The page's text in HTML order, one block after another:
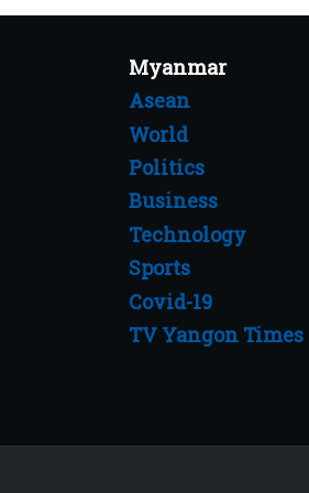
Myanmar
Asean
World
Politics
Business
Technology
Sports
Covid-19
TV Yangon Times